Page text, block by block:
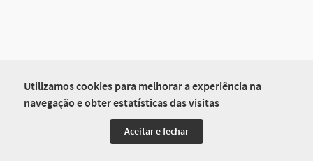
Utilizamos cookies para melhorar a experiência na
navegação e obter estatísticas das visitas
Aceitar e fechar